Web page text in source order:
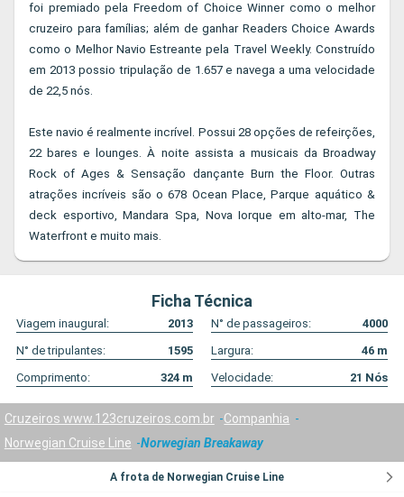
foi premiado pela Freedom of Choice Winner como o melhor
cruzeiro para famílias; além de ganhar Readers Choice Awards
como o Melhor Navio Estreante pela Travel Weekly. Construído
em 2013 possio tripulação de 1.657 e navega a uma velocidade
de 22,5 nós.
Este navio é realmente incrível. Possui 28 opções de refeirções,
22 bares e lounges. À noite assista a musicais da Broadway
Rock of Ages & Sensação dançante Burn the Floor. Outras
atrações incríveis são o 678 Ocean Place, Parque aquático &
deck esportivo, Mandara Spa, Nova Iorque em alto-mar, The
Waterfront e muito mais.
Ficha Técnica
Viagem inaugural: 2013 N° de passageiros:
4000
N° de tripulantes:
1595 Largura: 46 m
Comprimento:
324 m Velocidade: 21 Nós
Cruzeiros www.123cruzeiros.com.br
Companhia
Norwegian Cruise Line
Norwegian Breakaway
A frota de Norwegian Cruise Line